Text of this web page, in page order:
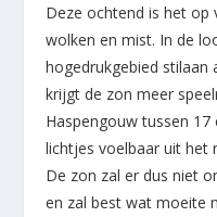
Deze ochtend is het op
wolken en mist. In de
hogedrukgebied stilaan
krijgt de zon meer
Haspengouw tussen
lichtjes voelbaar uit het
De zon zal er dus niet
en zal best wat moeite